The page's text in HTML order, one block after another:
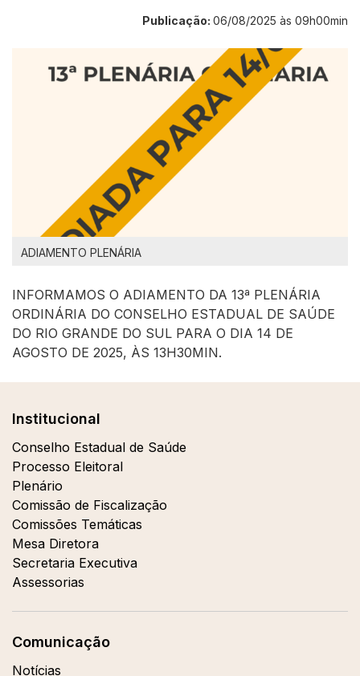
Publicação: 06/08/2025 às 09h00min
ADIAMENTO PLENÁRIA
INFORMAMOS O ADIAMENTO DA 13ª PLENÁRIA
ORDINÁRIA DO CONSELHO ESTADUAL DE SAÚDE
DO RIO GRANDE DO SUL PARA O DIA 14 DE
AGOSTO DE 2025, ÀS 13H30MIN.
Institucional
Conselho Estadual de Saúde
Processo Eleitoral
Plenário
Comissão de Fiscalização
Comissões Temáticas
Mesa Diretora
Secretaria Executiva
Assessorias
Comunicação
Notícias